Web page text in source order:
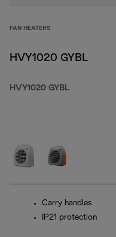
FAN HEATERS
HVY1020 GYBL
HVY1020 GYBL
Carry handles
IP21 protection